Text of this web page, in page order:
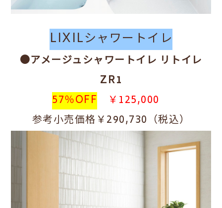
LIXILシャワートイレ
●アメージュシャワートイレ リトイレ
ZR1
57％OFF ￥125,000
参考小売価格￥290,730（税込）